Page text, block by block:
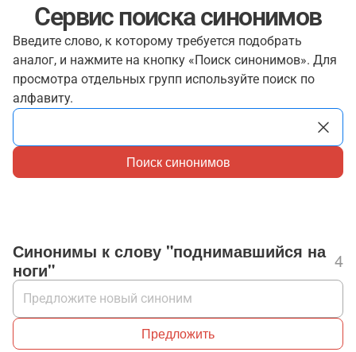
Сервис поиска синонимов
Введите слово, к которому требуется подобрать
аналог, и нажмите на кнопку «Поиск синонимов». Для
просмотра отдельных групп используйте поиск по
алфавиту.
Поиск синонимов
Синонимы к слову "поднимавшийся на
ноги"
4
Предложить